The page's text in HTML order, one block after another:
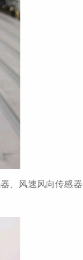
风速风向传感